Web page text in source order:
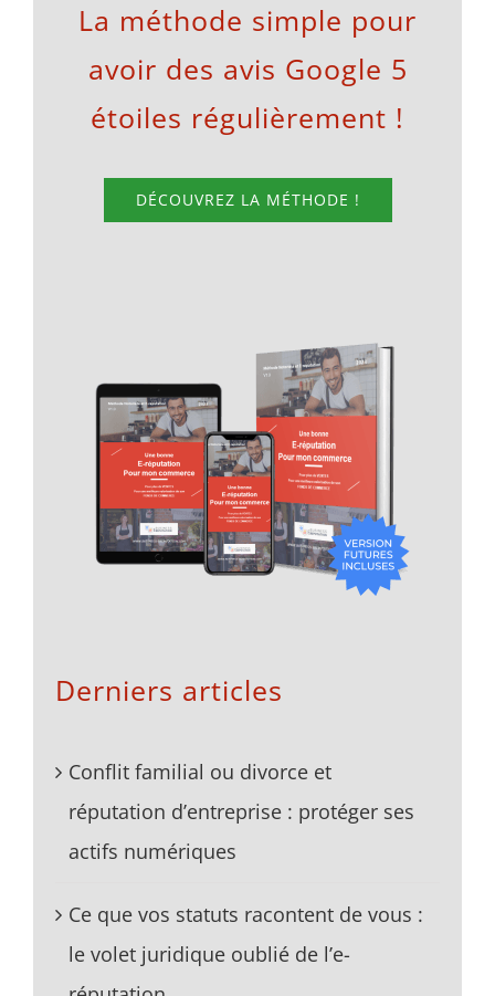
La méthode simple pour
avoir des avis Google 5
étoiles régulièrement !
DÉCOUVREZ LA MÉTHODE !
Derniers articles
Conflit familial ou divorce et
réputation d’entreprise : protéger ses
actifs numériques
Ce que vos statuts racontent de vous :
le volet juridique oublié de l’e-